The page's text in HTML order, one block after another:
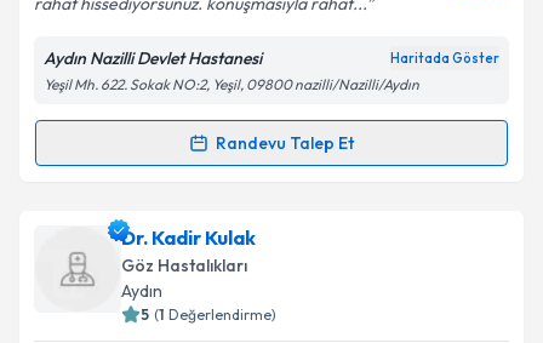
Kişisel verilerimin işlenmesine ilişkinAydınlatma
Metni'ni okudum ve kişisel verilerimin belirtilen
kapsamda işlenmesini kabul ediyorum.
Aydın Nazilli Devlet Hastanesi Haritada Göster
Yeşil Mh. 622. Sokak NO:2, Yeşil, 09800 nazilli/Nazilli/Aydın
Randevu Talep Et
Randevu Takvimi Talebi
Dr. Burhan Volkaniçin randevu takvimi talebi
oluşturun. Size bu uzmandan randevu almanız için bir
takvim hazırlandığında e-posta ile bilgilendireceğiz.
Dr. Kadir Kulak
Göz Hastalıkları
Aydın
5 (1 Değerlendirme)